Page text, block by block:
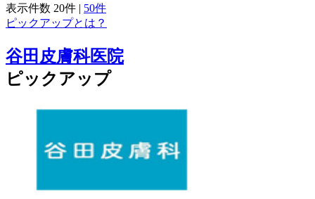
表示件数 20件 | 50件
ピックアップとは？
谷田皮膚科医院
ピックアップ